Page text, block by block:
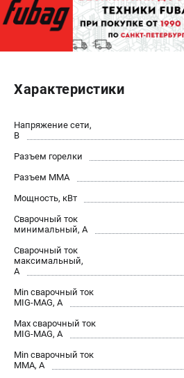
ЭЛЕКТРОСТАНЦИИ
Генераторы бензиновые
Генераторы инверторные
ПОЛЕЗНЫЕ СТАТЬИ
Как выбрать краскопульт?
Как выбрать мотопомпу?
Как выбрать бензопилу?
Как выбрать компрессор?
Как правильно выбрать генератор?
Как выбрать сварочный аппарат?
СВАРОЧНЫЕ АППАРАТЫ
Аппараты контактной сварки
Сварочные полуавтоматы MIG/MAG
Сварочные материалы
Характеристики
Напряжение сети,
В
Разъем горелки
Разъем ММА
Мощность, кВт
Сварочный ток
минимальный, А
Сварочный ток
максимальный,
А
Min сварочный ток
MIG-MAG, А
Max сварочный ток
MIG-MAG, А
Min сварочный ток
ММА, А